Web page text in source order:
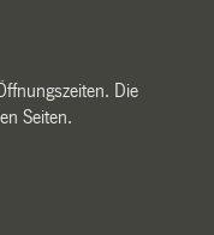
Die
Seiten.